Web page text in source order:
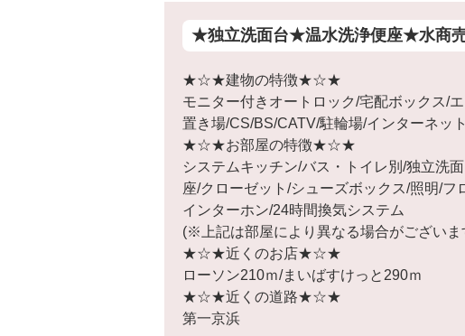
★独立洗面台★温水洗浄便座★水商
★☆★建物の特徴★☆★
モニター付きオートロック/宅配ボックス/
置き場/CS/BS/CATV/駐輪場/インターネッ
★☆★お部屋の特徴★☆★
システムキッチン/バス・トイレ別/独立洗
座/クローゼット/シューズボックス/照明/
インターホン/24時間換気システム
(※上記は部屋により異なる場合がございま
★☆★近くのお店★☆★
ローソン210ｍ/まいばすけっと290ｍ
★☆★近くの道路★☆★
第一京浜